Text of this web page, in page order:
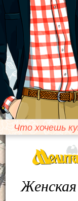
Что хочешь